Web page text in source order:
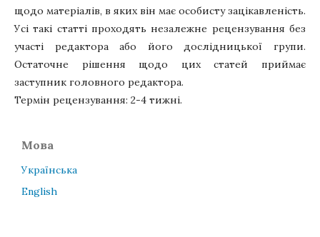
щодо матеріалів, в яких він має особисту зацікавленість.
Усі такі статті проходять незалежне рецензування без
участі редактора або його дослідницької групи.
Остаточне рішення щодо цих статей приймає
заступник головного редактора.
Термін рецензування: 2-4 тижні.
Мова
Українська
English